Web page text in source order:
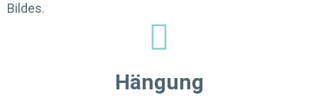
Bildes.
Hängung